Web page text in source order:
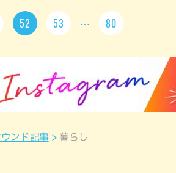
52 53 80
ンド記事 暮らし